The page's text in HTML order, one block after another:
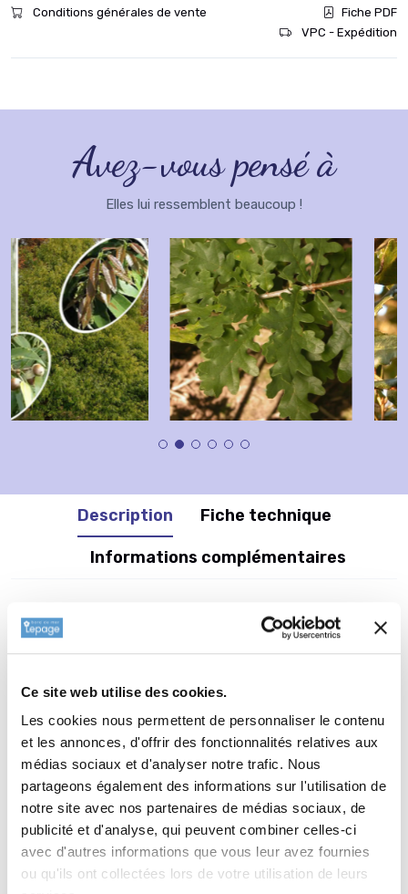
Ce site web utilise des cookies.
Les cookies nous permettent de personnaliser le contenu
et les annonces, d'offrir des fonctionnalités relatives aux
médias sociaux et d'analyser notre trafic. Nous
partageons également des informations sur l'utilisation de
notre site avec nos partenaires de médias sociaux, de
publicité et d'analyse, qui peuvent combiner celles-ci
avec d'autres informations que vous leur avez fournies
ou qu'ils ont collectées lors de votre utilisation de leurs
Conditions générales de vente
Fiche PDF
VPC - Expédition
Avez-vous pensé à
Elles lui ressemblent beaucoup !
Description Fiche technique
Informations complémentaires
Informations botaniques
Famille : Fagaceae
Complément : 0
Plantation deQUERCUS coccinea
Faire un trou de 4/5 fois la taille de la motte, notamment afin
d'ameublir le sol, mettre environ un kg de corne broyée au
fond du trou (de la nourriture pour 3 ans (!), et rajouter au-
dessus 2 à 4 cm de terre. Défaire délicatement la périphérie